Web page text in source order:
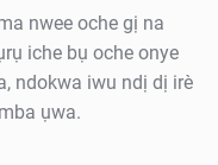
nwee oche gị na
iche bụ oche onye
ndokwa iwu ndị dị irè
ụwa.